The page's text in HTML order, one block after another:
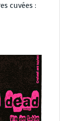
cuvées :